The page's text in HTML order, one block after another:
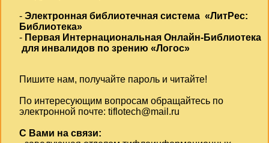
- Электронная библиотечная система «ЛитРес:
Библиотека»
- Первая Интернациональная Онлайн-Библиотека
для инвалидов по зрению «Логос»
Пишите нам, получайте пароль и читайте!
По интересующим вопросам обращайтесь по
электронной почте: tiflotech@mail.ru
С Вами на связи: